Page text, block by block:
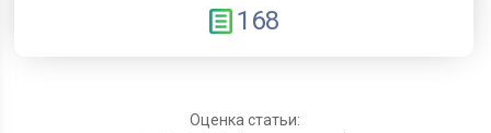
168
Оценка статьи: